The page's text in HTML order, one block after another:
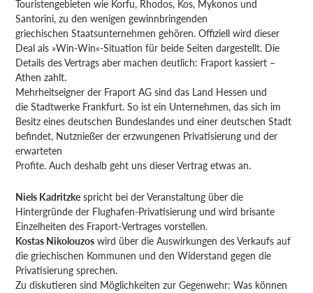
Touristengebieten wie Korfu, Rhodos, Kos, Mykonos und
Santorini, zu den wenigen gewinnbringenden
griechischen Staatsunternehmen gehören. Offiziell wird dieser
Deal als »Win-Win«-Situation für beide Seiten dargestellt. Die
Details des Vertrags aber machen deutlich: Fraport kassiert –
Athen zahlt.
Mehrheitseigner der Fraport AG sind das Land Hessen und
die Stadtwerke Frankfurt. So ist ein Unternehmen, das sich im
Besitz eines deutschen Bundeslandes und einer deutschen Stadt
befindet, Nutznießer der erzwungenen Privatisierung und der
erwarteten
Profite. Auch deshalb geht uns dieser Vertrag etwas an.
Niels Kadritzke spricht bei der Veranstaltung über die
Hintergründe der Flughafen-Privatisierung und wird brisante
Einzelheiten des Fraport-Vertrages vorstellen.
Kostas Nikolouzos wird über die Auswirkungen des Verkaufs auf
die griechischen Kommunen und den Widerstand gegen die
Privatisierung sprechen.
Zu diskutieren sind Möglichkeiten zur Gegenwehr: Was können